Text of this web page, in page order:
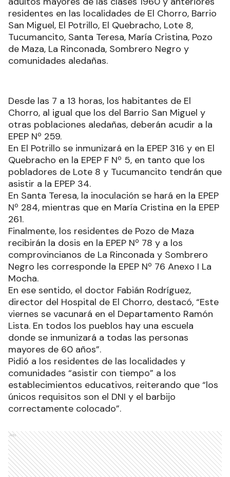
residentes en las localidades de El Chorro, Barrio
San Miguel, El Potrillo, El Quebracho, Lote 8,
Tucumancito, Santa Teresa, María Cristina, Pozo
de Maza, La Rinconada, Sombrero Negro y
comunidades aledañas.
Desde las 7 a 13 horas, los habitantes de El
Chorro, al igual que los del Barrio San Miguel y
otras poblaciones aledañas, deberán acudir a la
EPEP Nº 259.
En El Potrillo se inmunizará en la EPEP 316 y en El
Quebracho en la EPEP F Nº 5, en tanto que los
pobladores de Lote 8 y Tucumancito tendrán que
asistir a la EPEP 34.
En Santa Teresa, la inoculación se hará en la EPEP
Nº 284, mientras que en María Cristina en la EPEP
261.
Finalmente, los residentes de Pozo de Maza
recibirán la dosis en la EPEP Nº 78 y a los
comprovincianos de La Rinconada y Sombrero
Negro les corresponde la EPEP Nº 76 Anexo I La
Mocha.
En ese sentido, el doctor Fabián Rodríguez,
director del Hospital de El Chorro, destacó, “Este
viernes se vacunará en el Departamento Ramón
Lista. En todos los pueblos hay una escuela
donde se inmunizará a todas las personas
mayores de 60 años”.
Pidió a los residentes de las localidades y
comunidades “asistir con tiempo” a los
establecimientos educativos, reiterando que “los
únicos requisitos son el DNI y el barbijo
correctamente colocado”.
Ads